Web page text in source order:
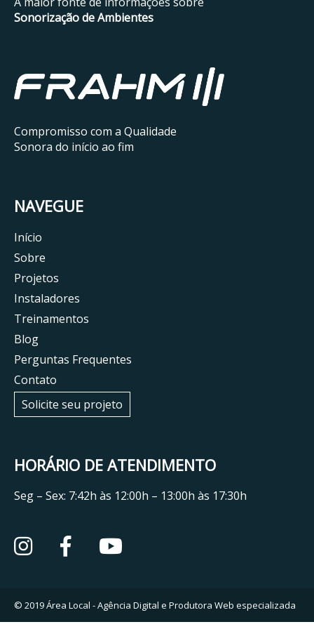
Sonorização de Ambientes
Compromisso com a Qualidade
Sonora do início ao fim
NAVEGUE
Início
Sobre
Projetos
Instaladores
Treinamentos
Blog
Perguntas Frequentes
Contato
Solicite seu projeto
HORÁRIO DE ATENDIMENTO
Seg – Sex: 7:42h às 12:00h – 13:00h às 17:30h
© 2019Área Local - Agência Digital e Produtora Web especializada